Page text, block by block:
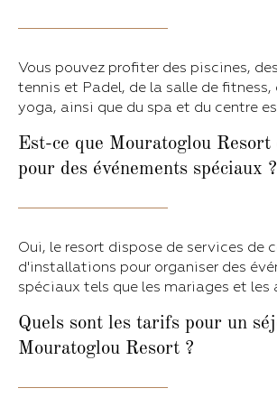
Vous pouvez profiter des piscines,
tennis et Padel, de la salle de fitness,
yoga, ainsi que du spa et du centre
Est-ce que Mouratoglou Resort
pour des événements spéciaux ?
Oui, le resort dispose de services de
d'installations pour organiser des
spéciaux tels que les mariages et les
Quels sont les tarifs pour un
Mouratoglou Resort ?